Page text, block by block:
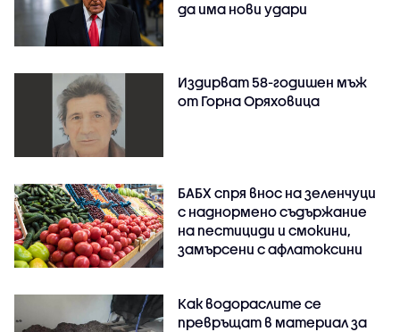
да има нови удари
Издирват 58-годишен мъж
от Горна Оряховица
БАБХ спря внос на зеленчуци
с наднормено съдържание
на пестициди и смокини,
замърсени с афлатоксини
Как водораслите се
превръщат в материал за